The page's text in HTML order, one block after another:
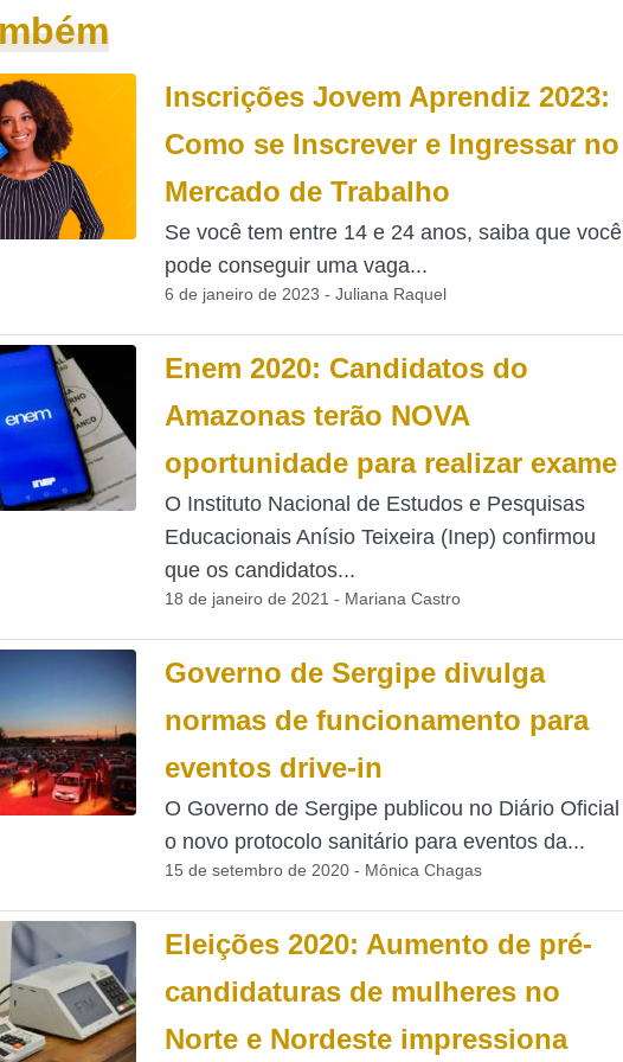
Inscrições Jovem Aprendiz 2023:
Como se Inscrever e Ingressar no
Mercado de Trabalho
Se você tem entre 14 e 24 anos, saiba que você
pode conseguir uma vaga...
6 de janeiro de 2023 - Juliana Raquel
Enem 2020: Candidatos do
Amazonas terão NOVA
oportunidade para realizar exame
O Instituto Nacional de Estudos e Pesquisas
Educacionais Anísio Teixeira (Inep) confirmou
que os candidatos...
18 de janeiro de 2021 - Mariana Castro
Governo de Sergipe divulga
normas de funcionamento para
eventos drive-in
O Governo de Sergipe publicou no Diário Oficial
o novo protocolo sanitário para eventos da...
15 de setembro de 2020 - Mônica Chagas
Eleições 2020: Aumento de pré-
candidaturas de mulheres no
Norte e Nordeste impressiona